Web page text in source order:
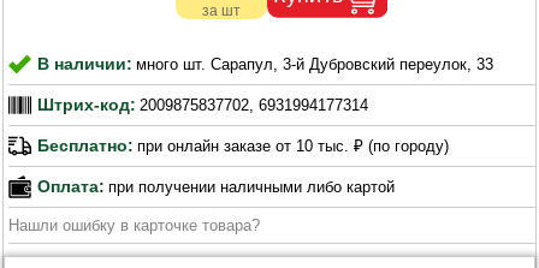
В наличии: много шт. Сарапул, 3-й Дубровский переулок, 33
Штрих-код: 2009875837702, 6931994177314
Бесплатно: при онлайн заказе от 10 тыс. ₽ (по городу)
Оплата: при получении наличными либо картой
Нашли ошибку в карточке товара?